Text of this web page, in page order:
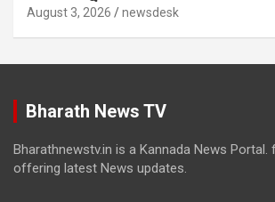
August 3, 2026 newsdesk
Bharath News TV
Bharathnewstv.in is a Kannada News
offering latest News updates.